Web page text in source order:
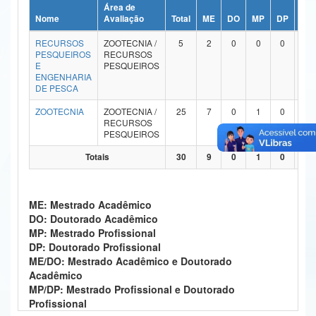
Ministério da Ciência, Tecnologia, Inovações e Comunicações
Ministério do Meio Ambiente
Ministério do Turismo
Ministério do Desenvolvimento Regional
Controladoria-Geral da União
Ministério da Mulher, da Família e dos Direitos Humanos
Secretaria de Governo
Gabinete de Segurança Institucional
Advocacia-Geral da União
Banco Central do Brasil
Nome
Área de
Avaliação
Total ME DO MP DP
RECURSOS
PESQUEIROS
E
ENGENHARIA
DE PESCA
ZOOTECNIA /
RECURSOS
PESQUEIROS
5 2 0 0 0
ZOOTECNIA
ZOOTECNIA /
RECURSOS
PESQUEIROS
25 7 0 1 0
Totais 30 9 0 1 0
ME: Mestrado Acadêmico
DO: Doutorado Acadêmico
MP: Mestrado Profissional
DP: Doutorado Profissional
ME/DO: Mestrado Acadêmico e Doutorado
Acadêmico
MP/DP: Mestrado Profissional e Doutorado
Profissional